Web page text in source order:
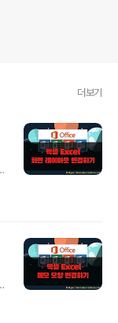
더보기